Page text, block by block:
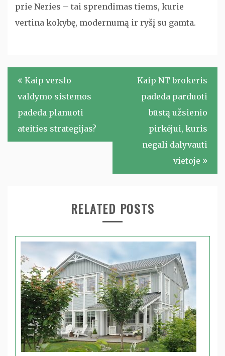
prie Neries – tai sprendimas tiems, kurie
vertina kokybę, modernumą ir ryšį su gamta.
Navigacija
tarp
įrašų
Kaip verslo
valdymo sistemos
padeda planuoti
ateities strategijas?
Kaip NT brokeris
padeda parduoti
būstą užsienio
pirkėjui, kuris
negali dalyvauti
vietoje
RELATED POSTS